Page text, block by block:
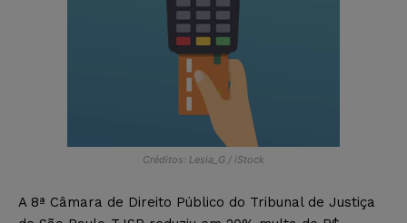
Créditos: Lesia_G / iStock
A 8ª Câmara de Direito Público do Tribunal de Justiça